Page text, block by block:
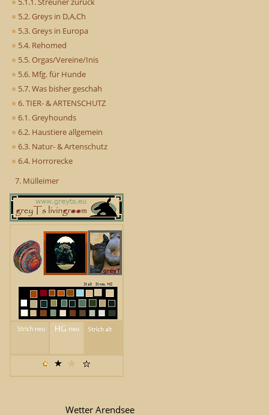
5.2. Greys in D,A,Ch
5.3. Greys in Europa
5.4. Rehomed
5.5. Orgas/Vereine/Inis
5.6. Mfg. für Hunde
5.7. Was bisher geschah
6. TIER- & ARTENSCHUTZ
6.1. Greyhounds
6.2. Haustiere allgemein
6.3. Natur- & Artenschutz
6.4. Horrorecke
7. Mülleimer
Wetter Arendsee